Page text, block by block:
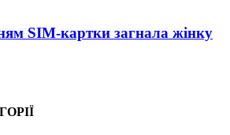
SIM-картки загнала жінку